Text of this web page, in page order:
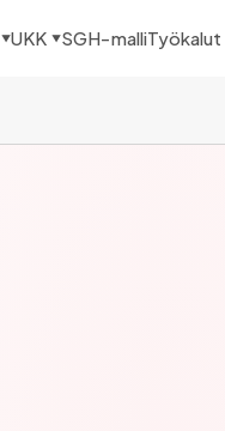
▼UKK ▼SGH-malliTyökalut